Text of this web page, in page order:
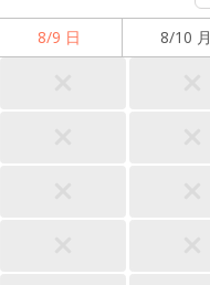
8/9 日 8/10 月